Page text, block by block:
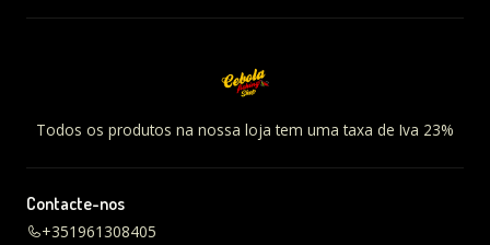
Todos os produtos na nossa loja tem uma taxa de Iva 23%
Contacte-nos
+351961308405